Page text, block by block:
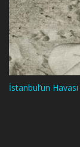
İstanbul’un